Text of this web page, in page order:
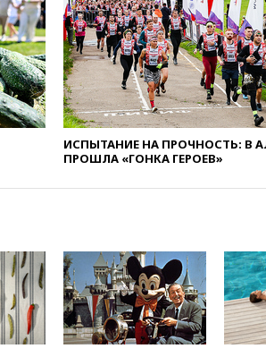
05:51Трамп
против
в США
04:00Суд
рублей в
мальчика
03:00МИД РФ:
обречены на
01:00
Трамп:
нуждаются в
ракетах и
00:01
Трамп
ИСПЫТАНИЕ НА ПРОЧНОСТЬ: В
ПРОШЛА «ГОНКА ГЕРОЕВ»